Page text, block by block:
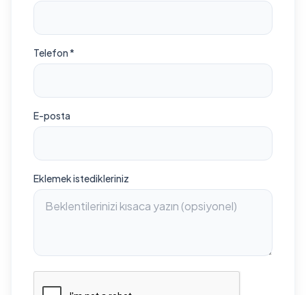
Telefon *
E-posta
Eklemek istedikleriniz